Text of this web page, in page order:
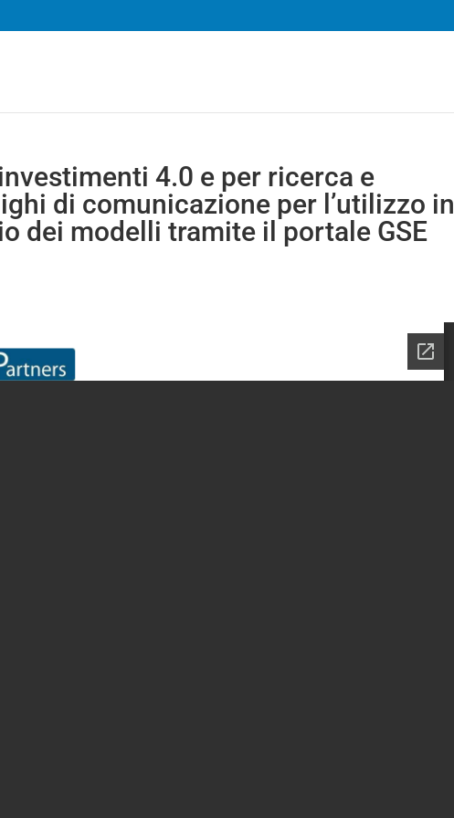
4.0 e per ricerca e
di comunicazione per l’utilizzo in
dei modelli tramite il portale GSE